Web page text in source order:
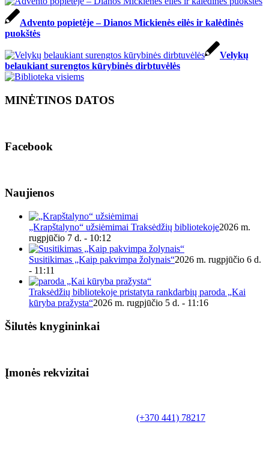
Advento popietėje – Dianos Mickienės eilės ir kalėdinės
puokštės
Velykų
belaukiant surengtos kūrybinės dirbtuvėlės
MINĖTINOS DATOS
Facebook
Naujienos
„Krapštalyno“ užsiėmimai Traksėdžių bibliotekoje2026 m.
rugpjūčio 7 d. - 10:12
Susitikimas „Kaip pakvimpa žolynais“2026 m. rugpjūčio 6 d.
- 11:11
Traksėdžių bibliotekoje pristatyta rankdarbių paroda „Kai
kūryba pražysta“2026 m. rugpjūčio 5 d. - 11:16
Šilutės knygininkai
Įmonės rekvizitai
(+370 441) 78217